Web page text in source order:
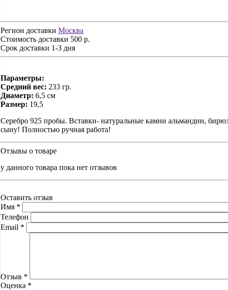
Регион доставки Москва
Стоимость доставки 500 р.
Срок доставки 1-3 дня
Параметры:
Средний вес: 233 гр.
Диаметр: 6,5 см
Размер: 19,5
Серебро 925 пробы. Вставки- натуральные камни альмандин,
сыну! Полностью ручная работа!
Отзывы о товаре
у данного товара пока нет отзывов
Оставить отзыв
Имя *
Телефон
Email *
Отзыв *
Оценка *